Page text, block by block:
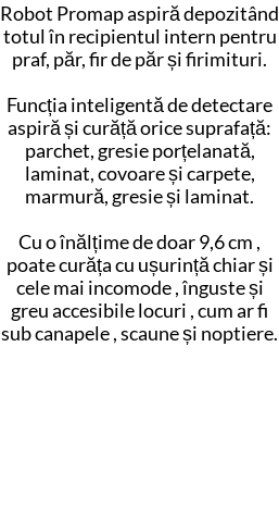
Robot Promap aspiră depozitând
totul în recipientul intern pentru
praf, păr, fir de păr și firimituri.
Funcția inteligentă de detectare
aspiră și curăță orice suprafață:
parchet, gresie porțelanată,
laminat, covoare și carpete,
marmură, gresie și laminat.
Cu o înălțime de doar 9,6 cm ,
poate curăța cu ușurință chiar și
cele mai incomode , înguste și
greu accesibile locuri , cum ar fi
sub canapele , scaune și noptiere.